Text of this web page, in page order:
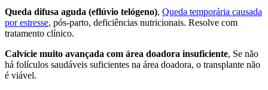
Queda difusa aguda (eflúvio telógeno), Queda temporária causada
por estresse, pós-parto, deficiências nutricionais. Resolve com
tratamento clínico.
Calvície muito avançada com área doadora insuficiente, Se não
há folículos saudáveis suficientes na área doadora, o transplante não
é viável.